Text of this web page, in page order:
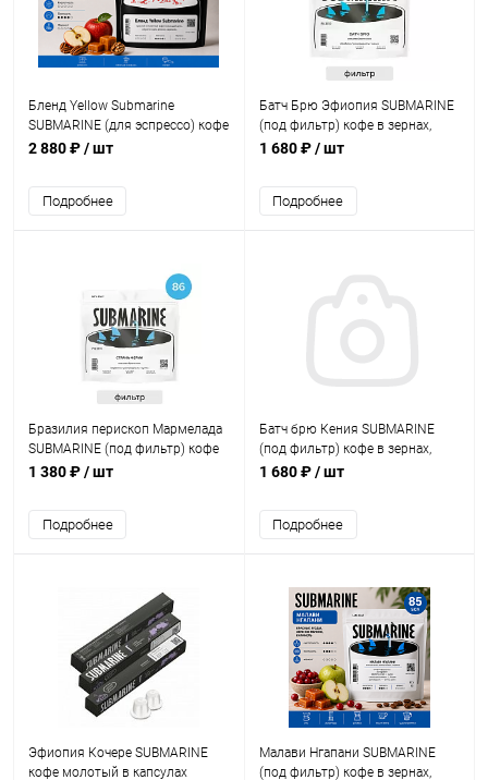
Бленд Yellow Submarine
SUBMARINE (для эспрессо) кофе
в зернах, упак. 1 кг.
2 880 ₽/ шт
Подробнее
Батч Брю Эфиопия SUBMARINE
(под фильтр) кофе в зернах,
упак. 500 г.
1 680 ₽/ шт
Подробнее
Бразилия перископ Мармелада
SUBMARINE (под фильтр) кофе
в зернах, упак. 500 г.
1 380 ₽/ шт
Подробнее
Батч брю Кения SUBMARINE
(под фильтр) кофе в зернах,
упак. 500 г.
1 680 ₽/ шт
Подробнее
Эфиопия Кочере SUBMARINE
кофе молотый в капсулах
Малави Нгапани SUBMARINE
(под фильтр) кофе в зернах,